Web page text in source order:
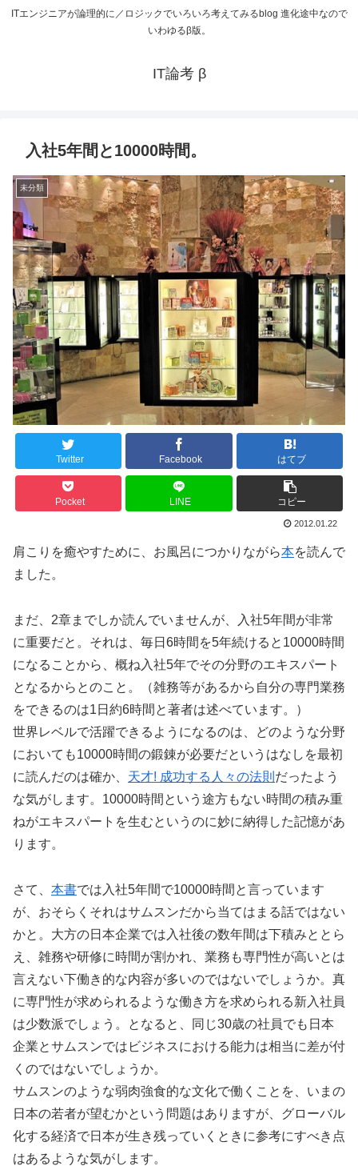
ITエンジニアが論理的に／ロジックでいろいろ考えてみるblog 進化途中なので
いわゆるβ版。
IT論考 β
入社5年間と10000時間。
未分類
Twitter Facebook はてブ
Pocket LINE コピー
2012.01.22
肩こりを癒やすために、お風呂につかりながら本を読んで
ました。
まだ、2章までしか読んでいませんが、入社5年間が非常
に重要だと。それは、毎日6時間を5年続けると10000時間
になることから、概ね入社5年でその分野のエキスパート
となるからとのこと。（雑務等があるから自分の専門業務
をできるのは1日約6時間と著者は述べています。）
世界レベルで活躍できるようになるのは、どのような分野
においても10000時間の鍛錬が必要だというはなしを最初
に読んだのは確か、 天才! 成功する人々の法則 だったよう
な気がします。10000時間という途方もない時間の積み重
ねがエキスパートを生むというのに妙に納得した記憶があ
ります。
さて、 本書では入社5年間で10000時間と言っています
が、おそらくそれはサムスンだから当てはまる話ではない
かと。大方の日本企業では入社後の数年間は下積みととら
え、雑務や研修に時間が割かれ、業務も専門性が高いとは
言えない下働き的な内容が多いのではないでしょうか。真
に専門性が求められるような働き方を求められる新入社員
は少数派でしょう。となると、同じ30歳の社員でも日本
企業とサムスンではビジネスにおける能力は相当に差が付
くのではないでしょうか。
サムスンのような弱肉強食的な文化で働くことを、いまの
日本の若者が望むかという問題はありますが、グローバル
化する経済で日本が生き残っていくときに参考にすべき点
はあるような気がします。